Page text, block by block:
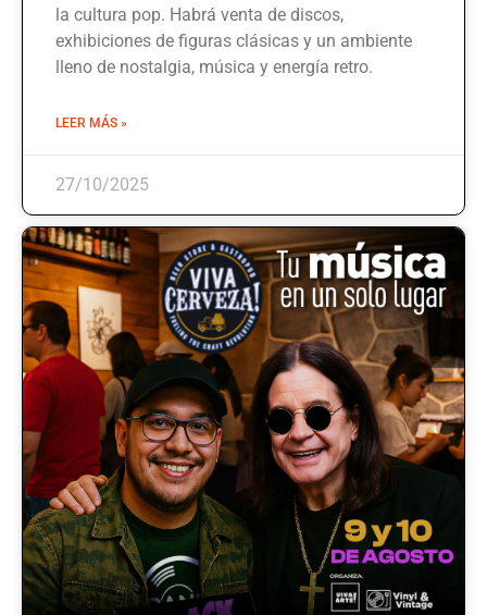
la cultura pop. Habrá venta de discos,
exhibiciones de figuras clásicas y un ambiente
lleno de nostalgia, música y energía retro.
LEER MÁS »
27/10/2025